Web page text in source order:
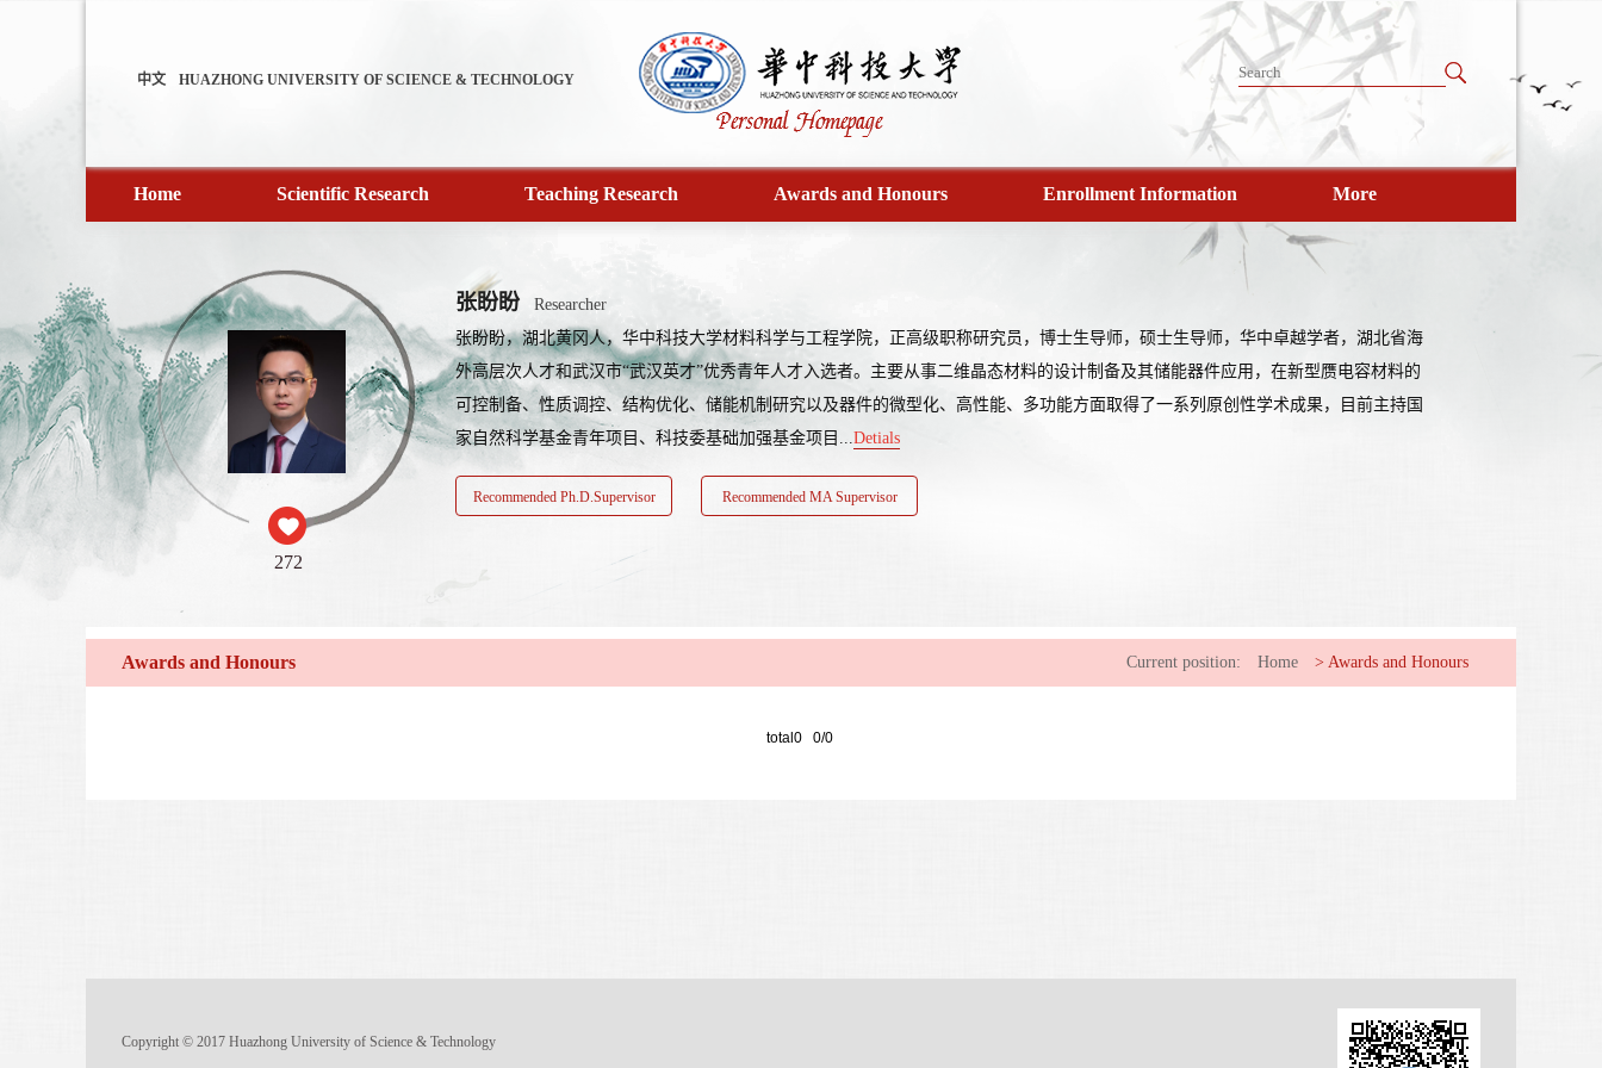
中文 HUAZHONG UNIVERSITY OF SCIENCE & TECHNOLOGY
Home Scientific Research Teaching Research Awards and Honours Enrollment Information More
272
张盼盼
Researcher
张盼盼，湖北黄冈人，华中科技大学材料科学与工程学院，正高级职称研究员，博士生导师，硕士生导师，华中卓越学者，湖北省海
外高层次人才和武汉市“武汉英才”优秀青年人才入选者。主要从事二维晶态材料的设计制备及其储能器件应用，在新型赝电容材料的
可控制备、性质调控、结构优化、储能机制研究以及器件的微型化、高性能、多功能方面取得了一系列原创性学术成果，目前主持国
家自然科学基金青年项目、科技委基础加强基金项目...Detials
Recommended Ph.D.Supervisor Recommended MA Supervisor
Awards and Honours Current position: Home > Awards and Honours
total0 0/0
Copyright © 2017 Huazhong University of Science & Technology